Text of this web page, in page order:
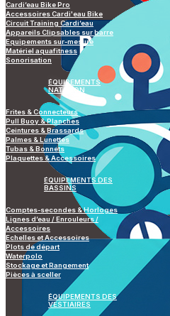
Cardi’eau Bike Pro
Accessoires Cardi'eau Bike
Circuit Training Cardi’eau
Appareils Clipsables sur barre
Equipements sur-mesure
Matériel aquafitness
Sonorisation
ÉQUIPEMENTS
NATATION
Frites & Connecteurs
Pull Buoy & Planches
Ceintures & Brassards
Palmes & Lunettes
Tubas & Bonnets
Plaquettes & Accessoires
ÉQUIPEMENTS DES
BASSINS
Comptes-secondes & Horloges
Lignes d’eau / Enrouleurs /
Accessoires
Echelles et Accessoires
Plots de départ
Waterpolo
Stockage et Rangement
Pièces à sceller
ÉQUIPEMENTS DES
VESTIAIRES